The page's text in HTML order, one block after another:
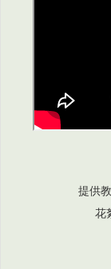
提供
花